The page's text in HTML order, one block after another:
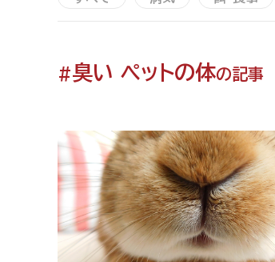
#臭い ペットの体の記事